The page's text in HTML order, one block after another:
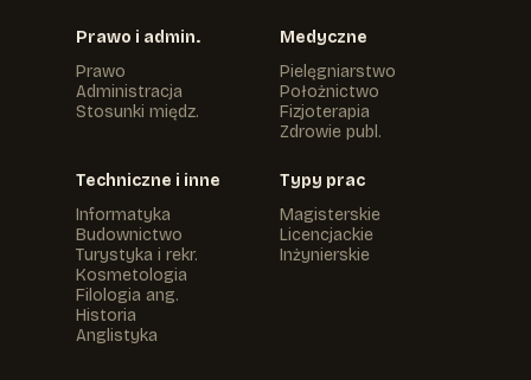
Prawo i admin.
Prawo
Administracja
Stosunki międz.
Medyczne
Pielęgniarstwo
Położnictwo
Fizjoterapia
Zdrowie publ.
Techniczne i inne
Informatyka
Budownictwo
Turystyka i rekr.
Kosmetologia
Filologia ang.
Historia
Anglistyka
Typy prac
Magisterskie
Licencjackie
Inżynierskie